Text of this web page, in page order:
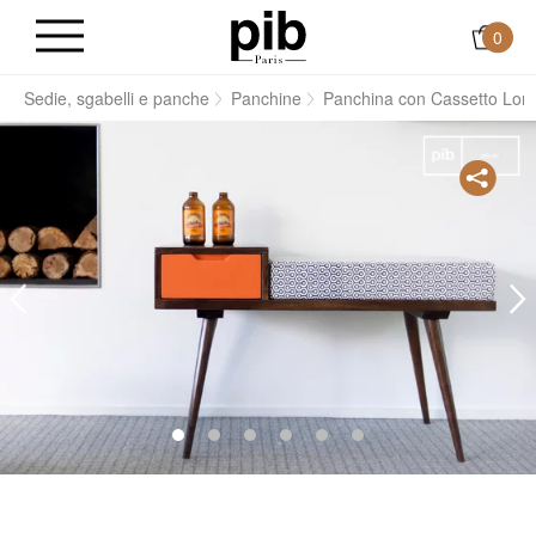
0
Sedie, sgabelli e panche Panchine Panchina con Cassetto